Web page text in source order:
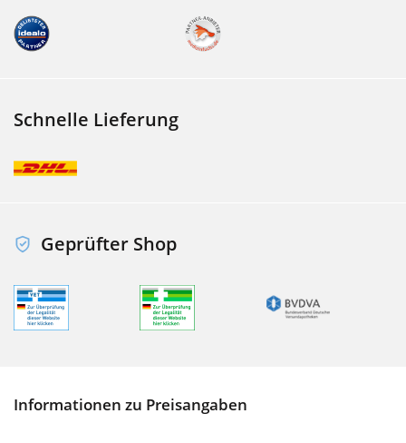
Schnelle Lieferung
Geprüfter Shop
Informationen zu Preisangaben